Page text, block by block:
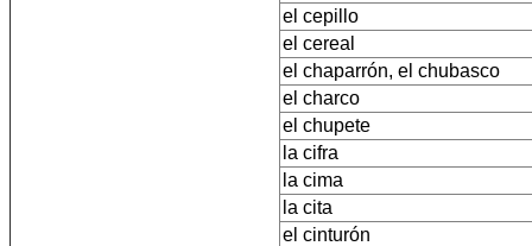
el cepillo
el cereal
el chaparrón, el chubasco
el charco
el chupete
la cifra
la cima
la cita
el cinturón